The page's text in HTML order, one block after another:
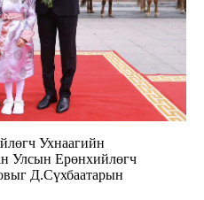
Ухнаагийн
Улсын Ерөнхийлөгч
Д.Сүхбаатарын